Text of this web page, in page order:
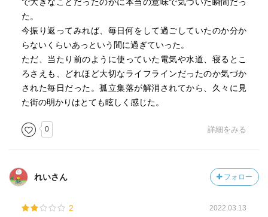
た。
今振り返ってみれば、毎日何をして過ごしていたのか分か
らないくらいあっという間に過ぎていった。
ただ、当たり前のように使っていた電気や水道、寝るとこ
ろさえも、どれほど大切なライフラインだったのか気づか
された毎日だった。孤立集落が解消されてから、久々に見
た街の明かりはとても眩しく感じた。
0 詳細をみる
れいさん フォロー
2 2022.03.13